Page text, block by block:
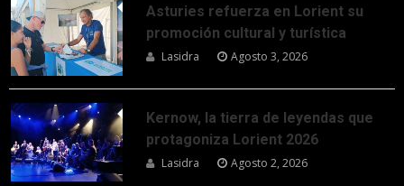
Asturies refuerza en Lorient su
promoción cultural y turística
Lasidra Agosto 3, 2026
Kernow, la tierra de leyendas que
protagoniza Lorient 2026
Lasidra Agosto 2, 2026